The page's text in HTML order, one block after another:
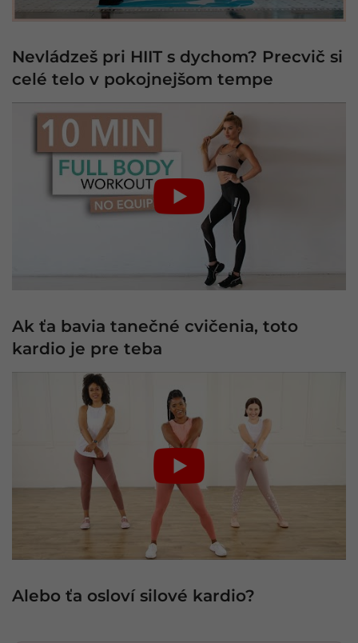
Nevládzeš pri HIIT s dychom? Precvič si
celé telo v pokojnejšom tempe
Ak ťa bavia tanečné cvičenia, toto
kardio je pre teba
Alebo ťa osloví silové kardio?